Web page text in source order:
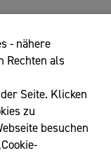
- nähere
Rechten als
Seite. Klicken
zu
besuchen
Exakter